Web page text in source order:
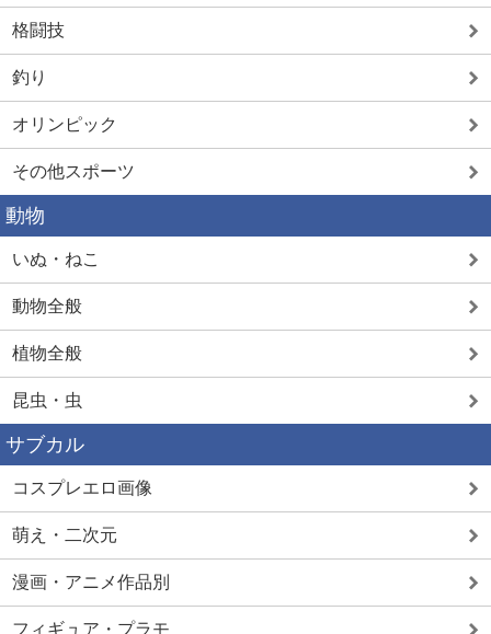
格闘技
釣り
オリンピック
その他スポーツ
動物
いぬ・ねこ
動物全般
植物全般
昆虫・虫
サブカル
コスプレエロ画像
萌え・二次元
漫画・アニメ作品別
フィギュア・プラモ